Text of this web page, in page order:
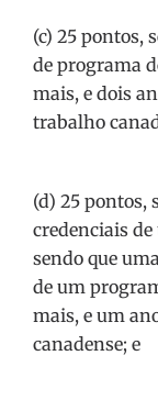
(c) 25 pontos,
de programa
mais, e dois
trabalho
(d) 25 pontos,
credenciais
sendo que
de um
mais, e um
canadense; e